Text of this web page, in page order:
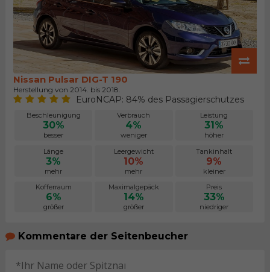
Nissan Pulsar DIG-T 190
Herstellung von 2014. bis 2018.
EuroNCAP: 84% des Passagierschutzes
Beschleunigung
30%
besser
Verbrauch
4%
weniger
Leistung
31%
höher
Länge
3%
mehr
Leergewicht
10%
mehr
Tankinhalt
9%
kleiner
Kofferraum
6%
größer
Maximalgepäck
14%
größer
Preis
33%
niedriger
Kommentare der Seitenbeucher